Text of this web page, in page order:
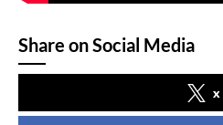
Share on Social Media
x